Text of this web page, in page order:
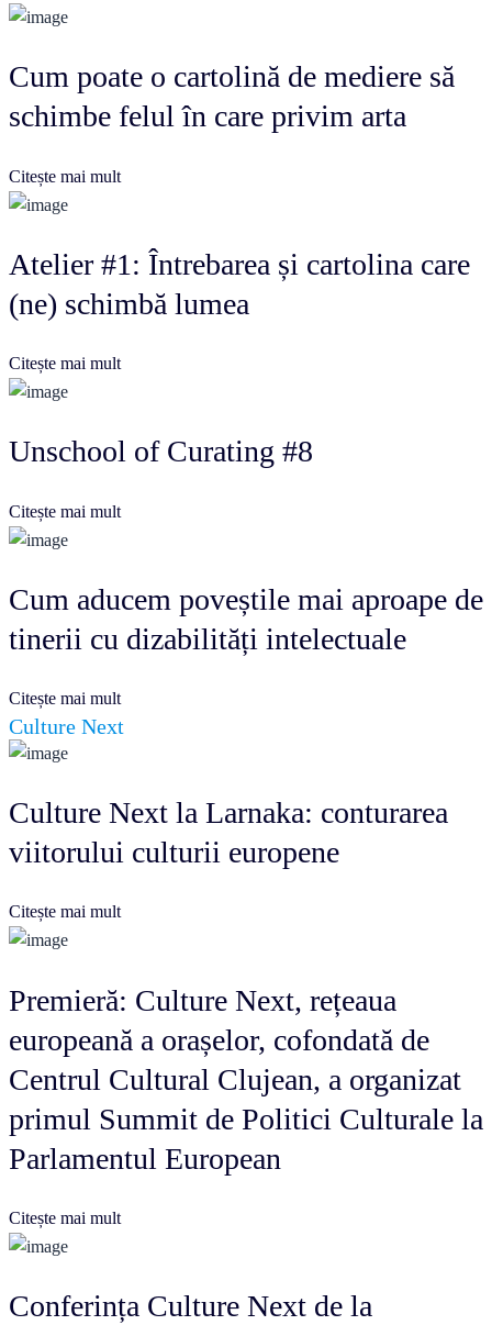
Cum poate o cartolină de mediere să
schimbe felul în care privim arta
Citește mai mult
Atelier #1: Întrebarea și cartolina care
(ne) schimbă lumea
Citește mai mult
Unschool of Curating #8
Citește mai mult
Cum aducem poveștile mai aproape de
tinerii cu dizabilități intelectuale
Citește mai mult
Culture Next
Culture Next la Larnaka: conturarea
viitorului culturii europene
Citește mai mult
Premieră: Culture Next, rețeaua
europeană a orașelor, cofondată de
Centrul Cultural Clujean, a organizat
primul Summit de Politici Culturale la
Parlamentul European
Citește mai mult
Conferința Culture Next de la